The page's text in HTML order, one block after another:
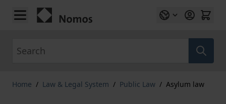
Skip to Content
Home / Law & Legal System / Public Law / Asylum law